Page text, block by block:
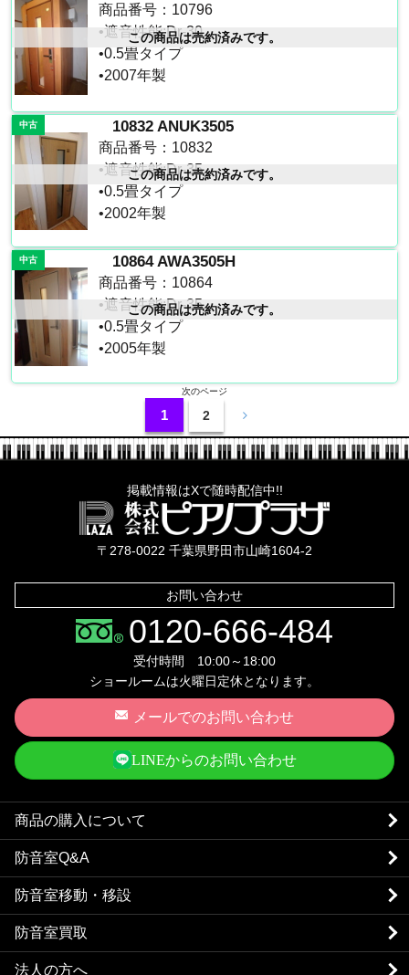
この商品は売約済みです。
商品番号：10796
•遮音性能:Dr-30
•0.5畳タイプ
•2007年製
この商品は売約済みです。
中古 10832 ANUK3505
商品番号：10832
•遮音性能:Dr-35
•0.5畳タイプ
•2002年製
この商品は売約済みです。
中古 10864 AWA3505H
商品番号：10864
•遮音性能:Dr-35
•0.5畳タイプ
•2005年製
次のページ
1 2
掲載情報はXで随時配信中!!
〒278-0022 千葉県野田市山崎1604-2
お問い合わせ
0120-666-484
受付時間 10:00～18:00
ショールームは火曜日定休となります。
メールでのお問い合わせ
LINEからのお問い合わせ
商品の購入について
防音室Q&A
防音室移動・移設
防音室買取
法人の方へ